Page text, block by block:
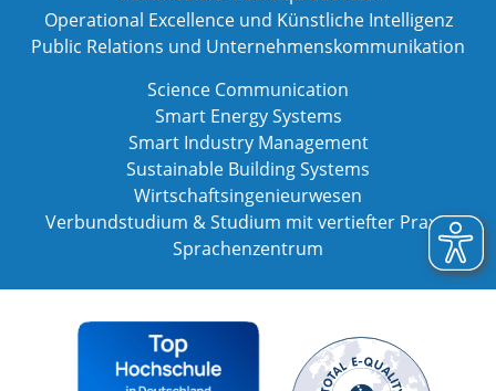
Operational Excellence und Künstliche Intelligenz
Public Relations und Unternehmenskommunikation
Science Communication
Smart Energy Systems
Smart Industry Management
Sustainable Building Systems
Wirtschaftsingenieurwesen
Verbundstudium & Studium mit vertiefter Praxis
Sprachenzentrum